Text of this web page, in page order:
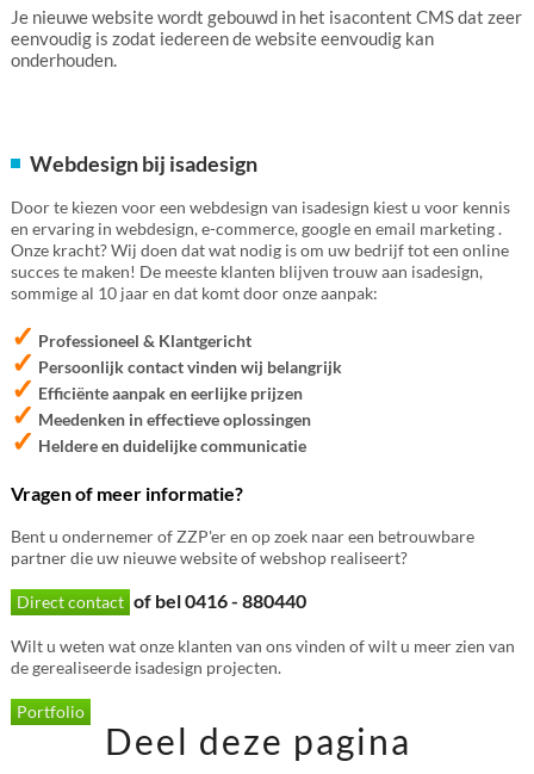
Je nieuwe website wordt gebouwd in het isacontent CMS dat zeer
eenvoudig is zodat iedereen de website eenvoudig kan
onderhouden.
Webdesign bij isadesign
Door te kiezen voor een webdesign van isadesign kiest u voor kennis
en ervaring in webdesign, e-commerce, google en email marketing .
Onze kracht? Wij doen dat wat nodig is om uw bedrijf tot een online
succes te maken! De meeste klanten blijven trouw aan isadesign,
sommige al 10 jaar en dat komt door onze aanpak:
✓ Professioneel & Klantgericht
✓ Persoonlijk contact vinden wij belangrijk
✓ Efficiënte aanpak en eerlijke prijzen
✓ Meedenken in effectieve oplossingen
✓ Heldere en duidelijke communicatie
Vragen of meer informatie?
Bent u ondernemer of ZZP'er en op zoek naar een betrouwbare
partner die uw nieuwe website of webshop realiseert?
Direct contact of bel 0416 - 880440
Wilt u weten wat onze klanten van ons vinden of wilt u meer zien van
de gerealiseerde isadesign projecten.
Portfolio
Deel deze pagina